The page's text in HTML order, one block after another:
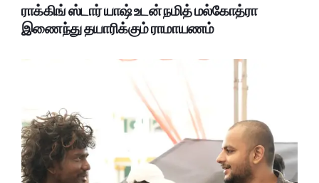
ராக்கிங் ஸ்டார் யாஷ் உடன் நமித் மல்கோத்ரா
இணைந்து தயாரிக்கும் ராமாயணம்